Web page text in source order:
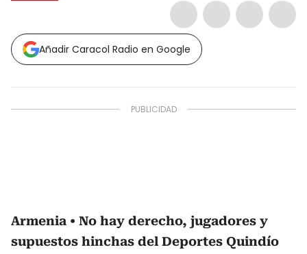
Añadir Caracol Radio en Google
Armenia
No hay derecho, jugadores y
supuestos hinchas del Deportes Quindío